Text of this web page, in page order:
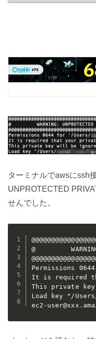
ターミナルでawsにssh
UNPROTECTED
せんでした。
@
Permissions
It is required
This private
Load key "/
ec2-